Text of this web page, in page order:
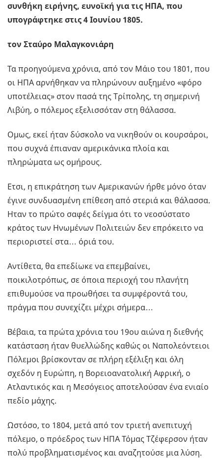
συνθήκη ειρήνης, ευνοϊκή για τις ΗΠΑ, που
υπογράφτηκε στις 4 Ιουνίου 1805.
τον Σταύρο Μαλαγκονιάρη
Τα προηγούμενα χρόνια, από τον Μάιο του 1801, που
οι ΗΠΑ αρνήθηκαν να πληρώνουν αυξημένο «φόρο
υποτέλειας» στον πασά της Τρίπολης, τη σημερινή
Λιβύη, ο πόλεμος εξελισσόταν στη θάλασσα.
Ομως, εκεί ήταν δύσκολο να νικηθούν οι κουρσάροι,
που συχνά έπιαναν αμερικάνικα πλοία και
πληρώματα ως ομήρους.
Ετσι, η επικράτηση των Αμερικανών ήρθε μόνο όταν
έγινε συνδυασμένη επίθεση από στεριά και θάλασσα.
Ηταν το πρώτο σαφές δείγμα ότι το νεοσύστατο
κράτος των Ηνωμένων Πολιτειών δεν επρόκειτο να
περιοριστεί στα… όριά του.
Αντίθετα, θα επεδίωκε να επεμβαίνει,
ποικιλοτρόπως, σε όποια περιοχή του πλανήτη
επιθυμούσε να προωθήσει τα συμφέροντά του,
πράγμα που συνεχίζει μέχρι σήμερα…
Βέβαια, τα πρώτα χρόνια του 19ου αιώνα η διεθνής
κατάσταση ήταν θυελλώδης καθώς οι Ναπολεόντειοι
Πόλεμοι βρίσκονταν σε πλήρη εξέλιξη και όλη
σχεδόν η Ευρώπη, η Βορειοανατολική Αφρική, ο
Ατλαντικός και η Μεσόγειος αποτελούσαν ένα ενιαίο
πεδίο μάχης.
Ωστόσο, το 1804, μετά από τον τριετή ανεπιτυχή
πόλεμο, ο πρόεδρος των ΗΠΑ Τόμας Τζέφερσον ήταν
πολύ προβληματισμένος και αναζητούσε μια λύση.